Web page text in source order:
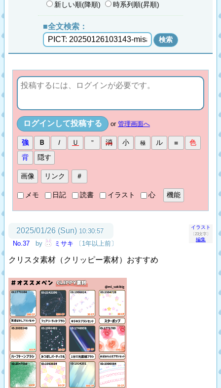
新しい順(降順) 時系列順(昇順)
■全文検索：
or 管理画面へ
メモ 日記 読書 イラスト 心
イラスト
〔23文字〕
編集
2025/01/26 (Sun) 10:30:57
No.37
by ミサキ 〔1年以上前〕
クリスタ素材（クリッピー素材）おすすめ